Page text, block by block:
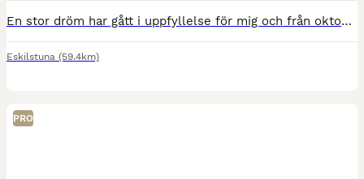
En stor dröm har gått i uppfyllelse för mig och från oktober erbjuder jag ett begränsat antal träningsplatser för dig som söker en trygg, individanpassad och professionell utbildning av din häst. Jag
Eskilstuna (59.4km)
PRO